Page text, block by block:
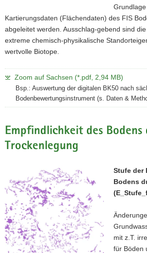
Kartierungsdaten (Flächendaten) des FIS
abgeleitet werden. Ausschlag-gebend sind
extreme chemisch-physikalische
wertvolle Biotope.
Zoom auf Sachsen (*.pdf, 2,94 MB)
Bsp.: Auswertung der digitalen BK50 nach
Bodenbewertungsinstrument (s. Daten &
Empfindlichkeit des Bodens
Trockenlegung
Stufe der
Bodens
mit z.T.
für Böden